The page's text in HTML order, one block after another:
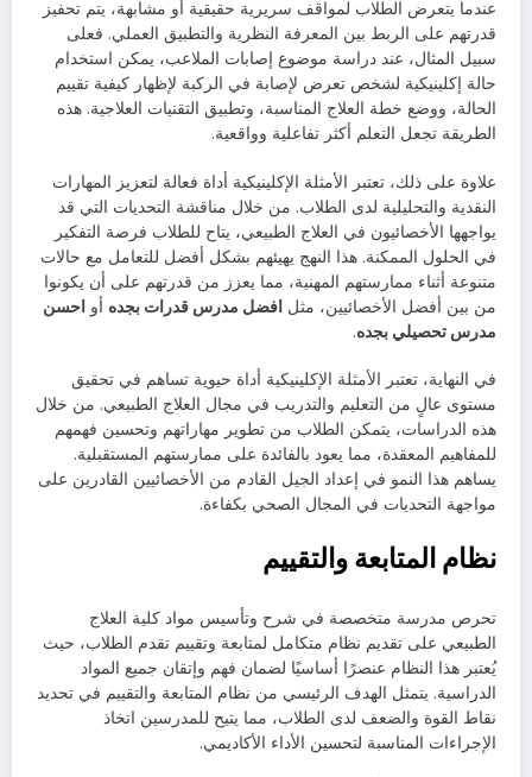
عندما يتعرض الطلاب لمواقف سريرية حقيقية أو مشابهة، يتم تحفيز
قدرتهم على الربط بين المعرفة النظرية والتطبيق العملي. فعلى
سبيل المثال، عند دراسة موضوع إصابات الملاعب، يمكن استخدام
حالة إكلينيكية لشخص تعرض لإصابة في الركبة لإظهار كيفية تقييم
الحالة، ووضع خطة العلاج المناسبة، وتطبيق التقنيات العلاجية. هذه
الطريقة تجعل التعلم أكثر تفاعلية وواقعية.
علاوة على ذلك، تعتبر الأمثلة الإكلينيكية أداة فعالة لتعزيز المهارات
النقدية والتحليلية لدى الطلاب. من خلال مناقشة التحديات التي قد
يواجهها الأخصائيون في العلاج الطبيعي، يتاح للطلاب فرصة التفكير
في الحلول الممكنة. هذا النهج يهيئهم بشكل أفضل للتعامل مع حالات
متنوعة أثناء ممارستهم المهنية، مما يعزز من قدرتهم على أن يكونوا
من بين أفضل الأخصائيين، مثل افضل مدرس قدرات بجده أو احسن
مدرس تحصيلي بجده.
في النهاية، تعتبر الأمثلة الإكلينيكية أداة حيوية تساهم في تحقيق
مستوى عالٍ من التعليم والتدريب في مجال العلاج الطبيعي. من خلال
هذه الدراسات، يتمكن الطلاب من تطوير مهاراتهم وتحسين فهمهم
للمفاهيم المعقدة، مما يعود بالفائدة على ممارستهم المستقبلية.
يساهم هذا النمو في إعداد الجيل القادم من الأخصائيين القادرين على
مواجهة التحديات في المجال الصحي بكفاءة.
نظام المتابعة والتقييم
تحرص مدرسة متخصصة في شرح وتأسيس مواد كلية العلاج
الطبيعي على تقديم نظام متكامل لمتابعة وتقييم تقدم الطلاب، حيث
يُعتبر هذا النظام عنصرًا أساسيًا لضمان فهم وإتقان جميع المواد
الدراسية. يتمثل الهدف الرئيسي من نظام المتابعة والتقييم في تحديد
نقاط القوة والضعف لدى الطلاب، مما يتيح للمدرسين اتخاذ
الإجراءات المناسبة لتحسين الأداء الأكاديمي.